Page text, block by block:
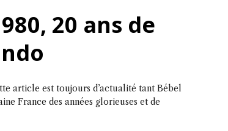
20 ans de
article est toujours d’actualité tant Bébel
France des années glorieuses et de